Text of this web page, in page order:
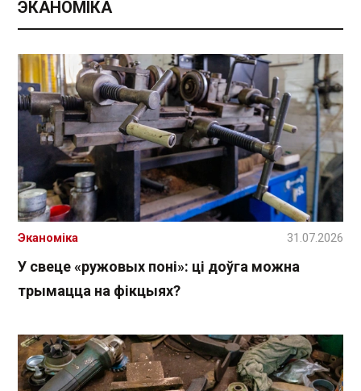
ЭКАНОМІКА
У свеце «ружовых поні»: ці доўга можна
трымацца на фікцыях?
Эканоміка 31.07.2026